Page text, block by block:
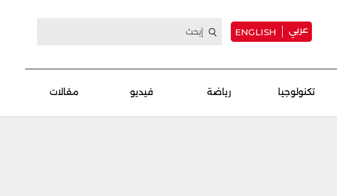
عربي ENGLISH
تكنولوجيا رياضة فيديو مقالات